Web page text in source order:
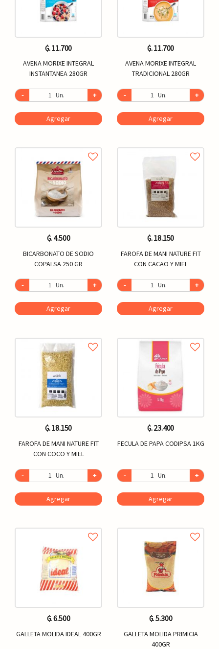
₲. 11.700
AVENA MORIXE INTEGRAL
INSTANTANEA 280GR
- Un. +
Agregar
₲. 11.700
AVENA MORIXE INTEGRAL
TRADICIONAL 280GR
- Un. +
Agregar
₲. 4.500
BICARBONATO DE SODIO
COPALSA 250 GR
- Un. +
Agregar
₲. 18.150
FAROFA DE MANI NATURE FIT
CON CACAO Y MIEL
- Un. +
Agregar
₲. 18.150
FAROFA DE MANI NATURE FIT
CON COCO Y MIEL
- Un. +
Agregar
₲. 23.400
FECULA DE PAPA CODIPSA 1KG
- Un. +
Agregar
₲. 6.500
GALLETA MOLIDA IDEAL 400GR
₲. 5.300
GALLETA MOLIDA PRIMICIA
400GR